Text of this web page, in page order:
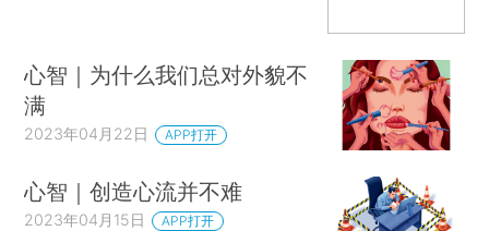
心智｜为什么我们总对外貌不
满
2023年04月22日 APP打开
心智｜创造心流并不难
2023年04月15日 APP打开